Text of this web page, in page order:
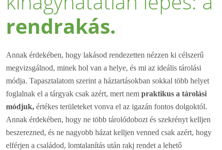
rendrakás.
Annak érdekében, hogy lakásod rendezetten nézzen ki célszerű
megvizsgálnod, minek hol van a helye, és mi az ideális tárolási
módja. Tapasztalatom szerint a háztartásokban sokkal több helyet
foglalnak el a tárgyak csak azért, mert nem praktikus a tárolási
módjuk, értékes területeket vonva el az igazán fontos dolgoktól.
Annak érdekében, hogy ne több tárolódobozt és szekrényt kelljen
beszerezned, és ne nagyobb házat kelljen venned csak azért, hogy
elférjen a családod, lomtalanítás után rakj rendet a lehető